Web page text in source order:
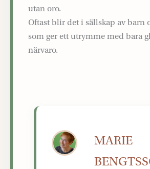
utan oro.
Oftast blir det i sällskap av barn
som ger ett utrymme med bara
närvaro.
MARIE